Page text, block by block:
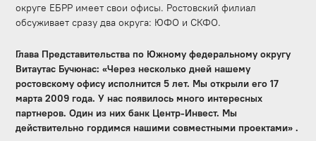
округе ЕБРР имеет свои офисы. Ростовский филиал
обсуживает сразу два округа: ЮФО и СКФО.
Глава Представительства по Южному федеральному округу
Витаутас Бучюнас: «Через несколько дней нашему
ростовскому офису исполнится 5 лет. Мы открыли его 17
марта 2009 года. У нас появилось много интересных
партнеров. Один из них банк Центр-Инвест. Мы
действительно гордимся нашими совместными проектами» .